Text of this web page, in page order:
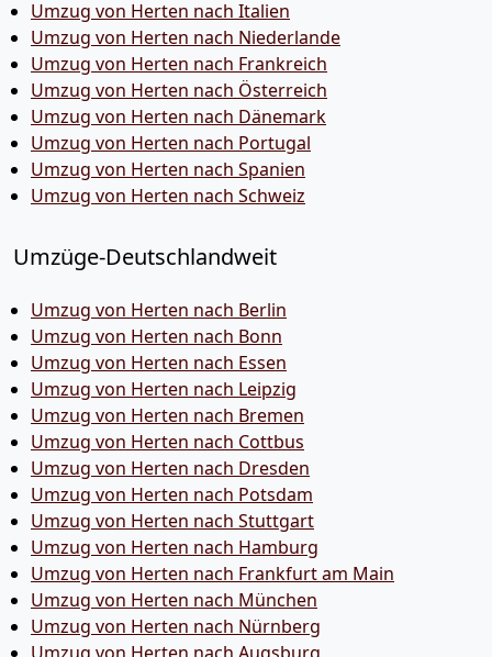
Umzug von Herten nach Italien
Umzug von Herten nach Niederlande
Umzug von Herten nach Frankreich
Umzug von Herten nach Österreich
Umzug von Herten nach Dänemark
Umzug von Herten nach Portugal
Umzug von Herten nach Spanien
Umzug von Herten nach Schweiz
Umzüge-Deutschlandweit
Umzug von Herten nach Berlin
Umzug von Herten nach Bonn
Umzug von Herten nach Essen
Umzug von Herten nach Leipzig
Umzug von Herten nach Bremen
Umzug von Herten nach Cottbus
Umzug von Herten nach Dresden
Umzug von Herten nach Potsdam
Umzug von Herten nach Stuttgart
Umzug von Herten nach Hamburg
Umzug von Herten nach Frankfurt am Main
Umzug von Herten nach München
Umzug von Herten nach Nürnberg